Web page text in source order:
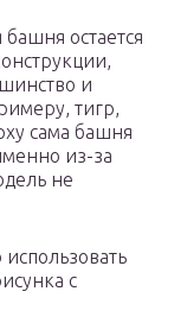
остается
и
тигр,
сама башня
из-за
не
с